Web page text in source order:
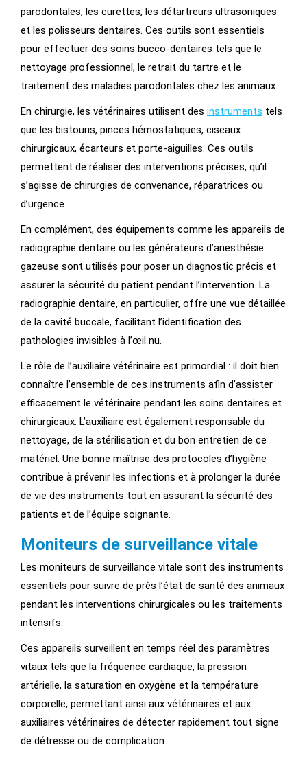
parodontales, les curettes, les détartreurs ultrasoniques
et les polisseurs dentaires. Ces outils sont essentiels
pour effectuer des soins bucco-dentaires tels que le
nettoyage professionnel, le retrait du tartre et le
traitement des maladies parodontales chez les animaux.
En chirurgie, les vétérinaires utilisent des instruments tels
que les bistouris, pinces hémostatiques, ciseaux
chirurgicaux, écarteurs et porte-aiguilles. Ces outils
permettent de réaliser des interventions précises, qu’il
s’agisse de chirurgies de convenance, réparatrices ou
d’urgence.
En complément, des équipements comme les appareils de
radiographie dentaire ou les générateurs d’anesthésie
gazeuse sont utilisés pour poser un diagnostic précis et
assurer la sécurité du patient pendant l’intervention. La
radiographie dentaire, en particulier, offre une vue détaillée
de la cavité buccale, facilitant l’identification des
pathologies invisibles à l’œil nu.
Le rôle de l’auxiliaire vétérinaire est primordial : il doit bien
connaître l’ensemble de ces instruments afin d’assister
efficacement le vétérinaire pendant les soins dentaires et
chirurgicaux. L’auxiliaire est également responsable du
nettoyage, de la stérilisation et du bon entretien de ce
matériel. Une bonne maîtrise des protocoles d’hygiène
contribue à prévenir les infections et à prolonger la durée
de vie des instruments tout en assurant la sécurité des
patients et de l’équipe soignante.
Moniteurs de surveillance vitale
Les moniteurs de surveillance vitale sont des instruments
essentiels pour suivre de près l’état de santé des animaux
pendant les interventions chirurgicales ou les traitements
intensifs.
Ces appareils surveillent en temps réel des paramètres
vitaux tels que la fréquence cardiaque, la pression
artérielle, la saturation en oxygène et la température
corporelle, permettant ainsi aux vétérinaires et aux
auxiliaires vétérinaires de détecter rapidement tout signe
de détresse ou de complication.